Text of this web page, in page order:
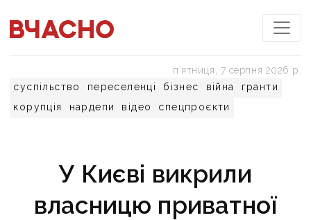
суспільство переселенці бізнес війна
гранти
корупція
нардепи відео спецпроєкти
пʼятниця, 7 серпня 2026 р.
У Києві викрили
власницю приватної